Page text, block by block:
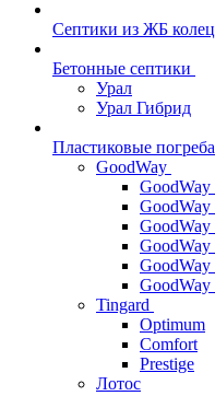
Септики из ЖБ колец
Бетонные септики
Урал
Урал Гибрид
Пластиковые погреба
GoodWay
GoodWay
Tingard
Optimum
Comfort
Prestige
Лотос